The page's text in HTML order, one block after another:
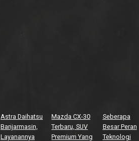
Astra Daihatsu
Banjarmasin,
Layanannya
Mazda CX-30
Terbaru, SUV
Premium Yang
Seberapa
Besar Peran
Teknologi